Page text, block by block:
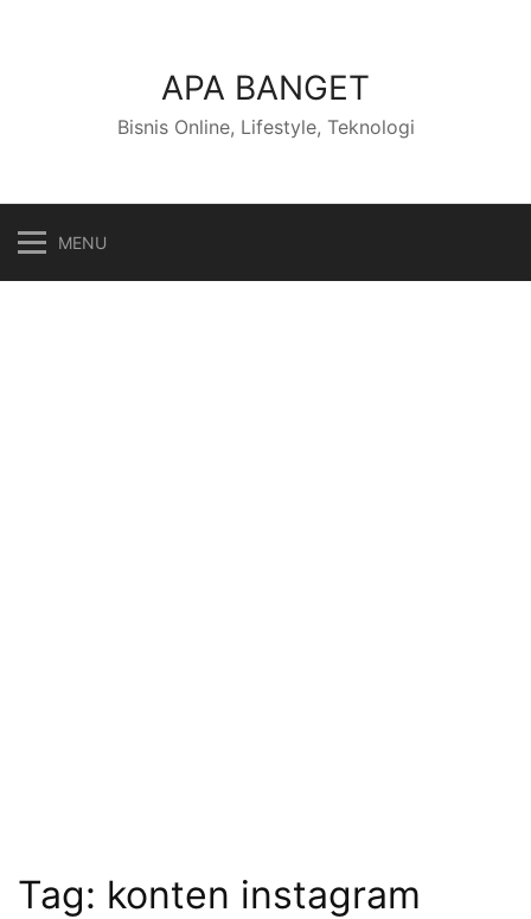
APA BANGET
Bisnis Online, Lifestyle, Teknologi
MENU
Tag: konten instagram